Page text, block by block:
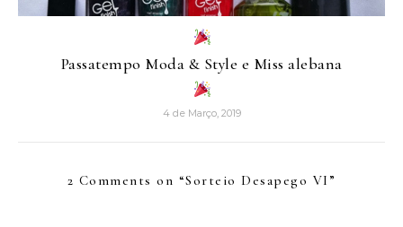
Passatempo Moda & Style e Miss alebana
4 de Março, 2019
2 Comments on “Sorteio Desapego VI ”